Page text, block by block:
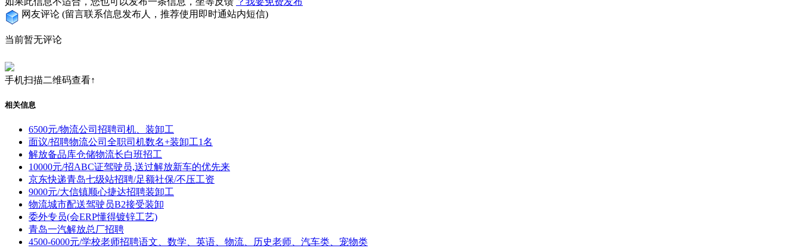
网友评论 (留言联系信息发布人，推荐使用即时通站内短信)
当前暂无评论
手机扫描二维码查看↑
相关信息
6500元/物流公司招聘司机、装卸工
面议/招聘物流公司全职司机数名+装卸工1名
解放备品库仓储物流长白班招工
10000元/招ABC证驾驶员,送过解放新车的优先来
京东快递青岛七级站招聘/足额社保/不压工资
9000元/大信镇顺心捷达招聘装卸工
物流城市配送驾驶员B2接受装卸
委外专员(会ERP懂得镀锌工艺)
青岛一汽解放总厂招聘
4500-6000元/学校老师招聘语文、数学、英语、物流、历史老师、汽车类、宠物类